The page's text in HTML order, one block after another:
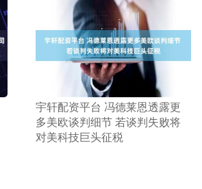
​宇轩配资平台 冯德莱恩透露更
多美欧谈判细节 若谈判失败将
对美科技巨头征税